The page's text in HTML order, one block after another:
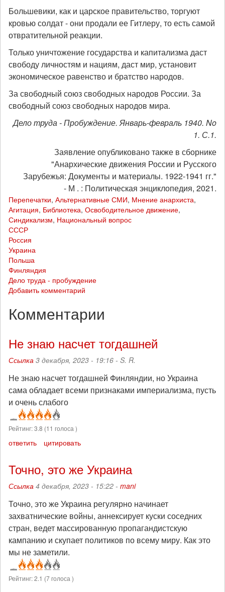
Большевики, как и царское правительство, торгуют
кровью солдат - они продали ее Гитлеру, то есть самой
отвратительной реакции.
Только уничтожение государства и капитализма даст
свободу личностям и нациям, даст мир, установит
экономическое равенство и братство народов.
За свободный союз свободных народов России. За
свободный союз свободных народов мира.
Дело труда - Пробуждение. Январь-февраль 1940. No
1. С.1.
Заявление опубликовано также в сборнике
"Анархические движения России и Русского
Зарубежья: Документы и материалы. 1922-1941 гг."
- М . : Политическая энциклопедия, 2021.
Перепечатки, Альтернативные СМИ, Мнение анархиста,
Агитация, Библиотека, Освободительное движение,
Синдикализм, Национальный вопрос
СССР
Россия
Украина
Польша
Финляндия
Дело труда - пробуждение
Добавить комментарий
Комментарии
Не знаю насчет тогдашней
Ссылка 3 декабря, 2023 - 19:16 - S. R.
Не знаю насчет тогдашней Финляндии, но Украина
сама обладает всеми признаками империализма, пусть
и очень слабого
Рейтинг:3.8 (11 голоса )
ответить цитировать
Точно, это же Украина
Ссылка 4 декабря, 2023 - 15:22 - mani
Точно, это же Украина регулярно начинает
захватнические войны, аннексирует куски соседних
стран, ведет массированную пропагандистскую
кампанию и скупает политиков по всему миру. Как это
мы не заметили.
Рейтинг:2.1 (7голоса )